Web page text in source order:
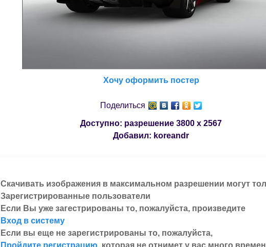
Хочу оформить постер
Поделиться
Доступно: разрешение 3800 x 2567
Добавил: koreandr
Скачивать изображения в максимальном разрешении могут
Зарегистрированные пользователи
Если Вы уже загестрированы то, пожалуйста, произведите
Вход в систему
Если вы еще не зарегистрированы то, пожалуйста,